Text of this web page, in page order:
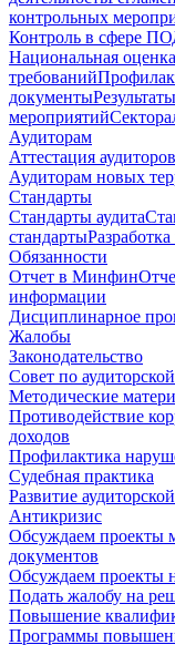
контрольных
Контроль в сфере
Национальная
требований
документы
мероприятий
Аудиторам
Аттестация аудиторов
Аудиторам новых
Стандарты
Стандарты аудита
стандарты
Обязанности
Отчет в Минфин
информации
Дисциплинарное
Жалобы
Законодательство
Совет по
Методические
Противодействие
доходов
Профилактика
Судебная практика
Развитие
Антикризис
Обсуждаем проекты
документов
Обсуждаем проекты
Подать жалобу на
Повышение
Программы